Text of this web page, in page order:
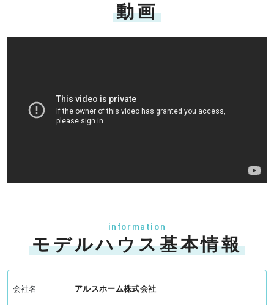
動画
information
モデルハウス基本情報
会社名 アルスホーム株式会社